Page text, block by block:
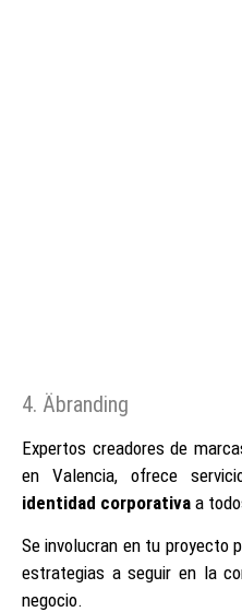
4. Äbranding
Expertos creadores de
en Valencia, ofrece
identidad corporativa a
Se involucran en tu proyecto
estrategias a seguir en la
negocio.